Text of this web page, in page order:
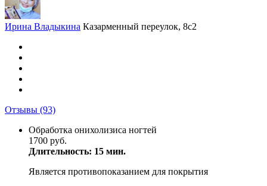
Ирина Владыкина Казарменный переулок, 8с2
Отзывы (93)
Обработка онихолизиса ногтей
1700 руб.
Длительность: 15 мин.
Является противопоказанием для покрытия